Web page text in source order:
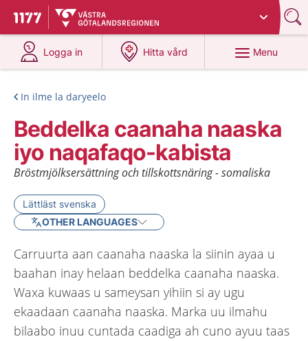
To start page for 1177
Du har valt region
Logga in
at 1177.se
Hitta vård
at 1177.se
Menu
In ilme la daryeelo
Beddelka caanaha naaska
iyo naqafaqo-kabista
Bröstmjölksersättning och tillskottsnäring - somaliska
Lättläst svenska
OTHER LANGUAGES
Carruurta aan caanaha naaska la siinin ayaa u
baahan inay helaan beddelka caanaha naaska.
Waxa kuwaas u sameysan yihiin si ay ugu
ekaadaan caanaha naaska. Marka uu ilmahu
bilaabo inuu cuntada caadiga ah cuno ayuu taas